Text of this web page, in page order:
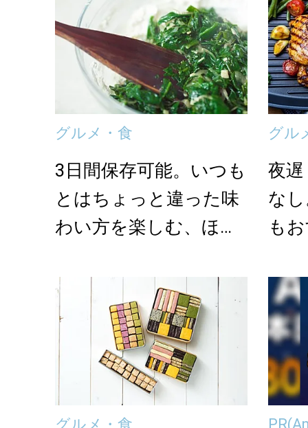
グルメ・食
3日間保存可能。いつも
とはちょっと違った味
わい方を楽しむ、ほう
グル
夜
な
も
グルメ・食 PR